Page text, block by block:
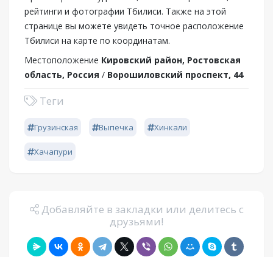
рейтинги и фотографии Тбилиси. Также на этой
странице вы можете увидеть точное расположение
Тбилиси на карте по координатам.
Местоположение Кировский район, Ростовская
область, Россия / Ворошиловский проспект, 44
Теги
Грузинская Выпечка Хинкали
Хачапури
Добавляйте в закладки или делитесь с
друзьями!